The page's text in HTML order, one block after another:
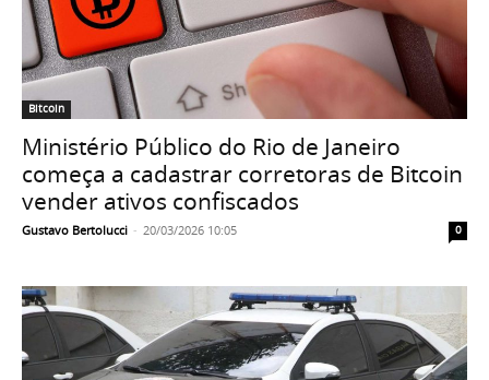
Bitcoin
Ministério Público do Rio de Janeiro
começa a cadastrar corretoras de Bitcoin
vender ativos confiscados
Gustavo Bertolucci - 20/03/2026 10:05 0